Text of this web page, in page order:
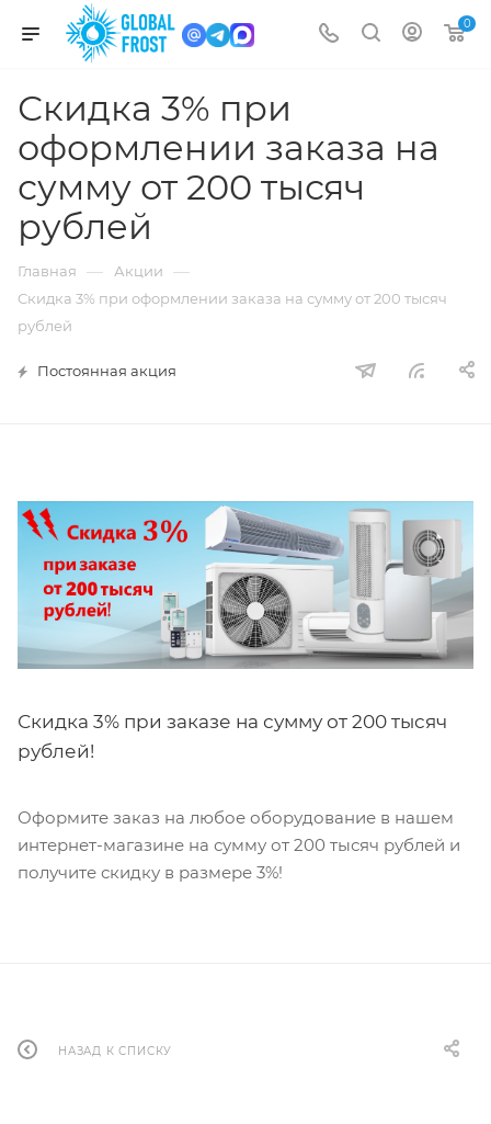
0
Скидка 3% при
оформлении заказа на
сумму от 200 тысяч
рублей
Главная — Акции —
Скидка 3% при оформлении заказа на сумму от 200 тысяч
рублей
Постоянная акция
Скидка 3% при заказе на сумму от 200 тысяч
рублей!
Оформите заказ на любое оборудование в нашем
интернет-магазине на сумму от 200 тысяч рублей и
получите скидку в размере 3%!
НАЗАД К СПИСКУ